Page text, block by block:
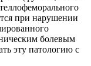
при нарушении
болевым
эту патологию с